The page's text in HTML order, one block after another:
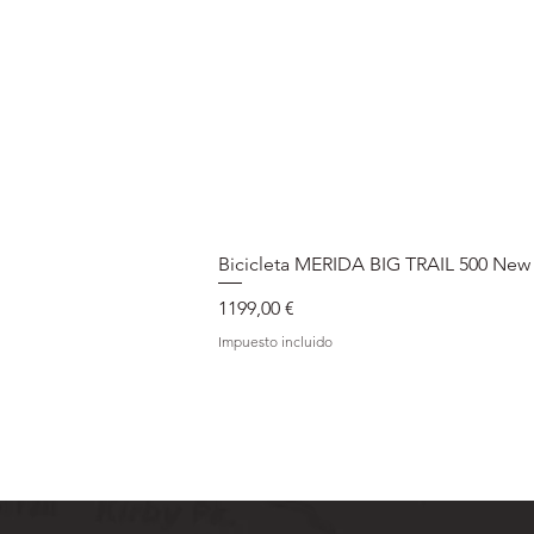
Bicicleta MERIDA BIG TRAIL 500 New
Precio
1199,00 €
Impuesto incluido